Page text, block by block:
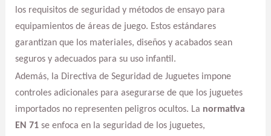
los requisitos de seguridad y métodos de ensayo para
equipamientos de áreas de juego. Estos estándares
garantizan que los materiales, diseños y acabados sean
seguros y adecuados para su uso infantil.
Además, la Directiva de Seguridad de Juguetes impone
controles adicionales para asegurarse de que los juguetes
importados no representen peligros ocultos. La normativa
EN 71se enfoca en la seguridad de los juguetes,